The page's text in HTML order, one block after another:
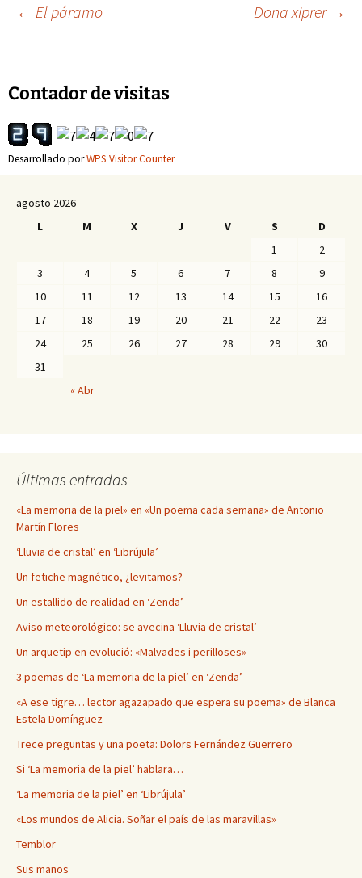
Navegación
de
entradas
← El páramo Dona xiprer →
Contador de visitas
Desarrollado porWPS Visitor Counter
agosto 2026
L
M X J V S
D
1
2
3
4 5 6 7 8
9
10
11 12 13 14 15
16
17
18 19 20 21 22
23
24
25 26 27 28 29
30
31
« Abr
Últimas entradas
«La memoria de la piel» en «Un poema cada semana» de Antonio
Martín Flores
‘Lluvia de cristal’ en ‘Librújula’
Un fetiche magnético, ¿levitamos?
Un estallido de realidad en ‘Zenda’
Aviso meteorológico: se avecina ‘Lluvia de cristal’
Un arquetip en evolució: «Malvades i perilloses»
3 poemas de ‘La memoria de la piel’ en ‘Zenda’
«A ese tigre… lector agazapado que espera su poema» de Blanca
Estela Domínguez
Trece preguntas y una poeta: Dolors Fernández Guerrero
Si ‘La memoria de la piel’ hablara…
‘La memoria de la piel’ en ‘Librújula’
«Los mundos de Alicia. Soñar el país de las maravillas»
Temblor
Sus manos